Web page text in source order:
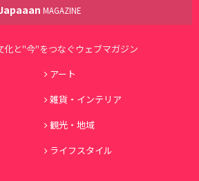
MAGAZINE
化と"今"をつなぐウェブマガジン
アート
雑貨・インテリア
観光・地域
ライフスタイル